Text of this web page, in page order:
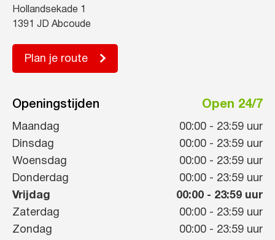
Hollandsekade 1
1391 JD Abcoude
Plan je route
Openingstijden Open 24/7
Maandag 00:00 - 23:59 uur
Dinsdag
00:00 - 23:59 uur
Woensdag
00:00 - 23:59 uur
Donderdag
00:00 - 23:59 uur
Vrijdag
00:00 - 23:59 uur
Zaterdag
00:00 - 23:59 uur
Zondag
00:00 - 23:59 uur